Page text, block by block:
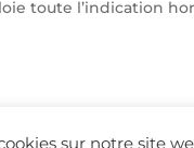
toute l’indication
sur notre site